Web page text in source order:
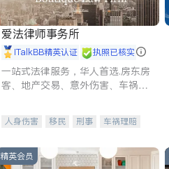
爱法律师事务所
iTalkBB精英认证 执照已核实
一站式法律服务，华人首选.房东房
客、地产交易、意外伤害、车祸重
人身伤害 移民 刑事
车祸理赔
商标注册
索赔 律师-其它 保释
精英会员